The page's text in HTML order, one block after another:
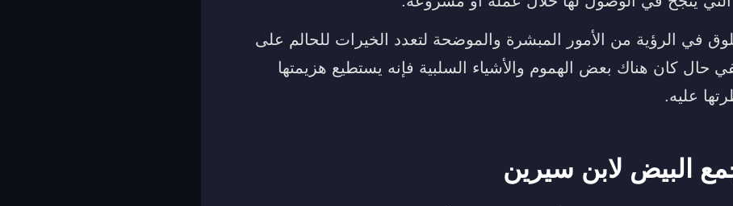
في الرؤية من الأمور المبشرة والموضحة لتعدد الخيرات للحالم على
كان هناك بعض الهموم والأشياء السلبية فإنه يستطيع هزيمتها
عليه.
البيض لابن سيرين